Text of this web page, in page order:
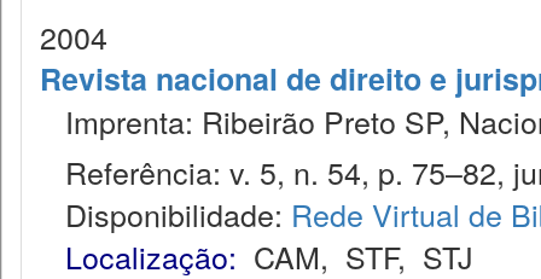
2004
Revista nacional de direito e
Imprenta: Ribeirão Preto SP,
Referência: v. 5, n. 54, p. 75–82,
Disponibilidade: Rede Virtual de
Localização: CAM, STF, STJ